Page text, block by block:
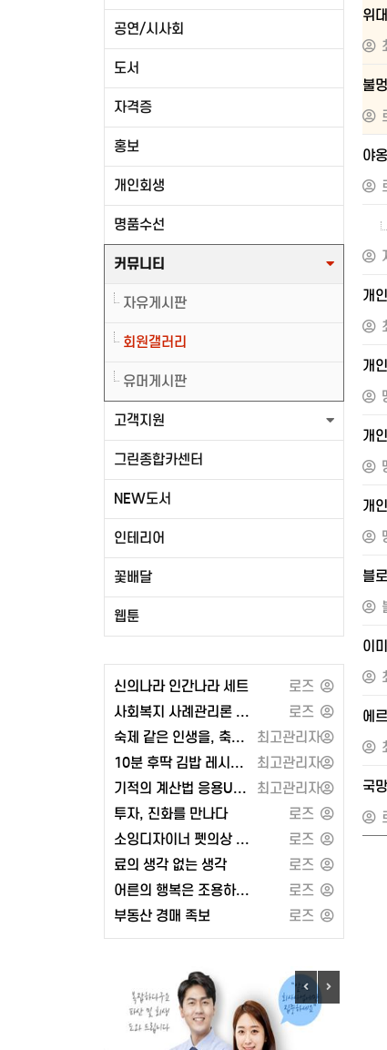
공연/시사회
도서
자격증
홍보
개인회생
명품수선
커뮤니티
자유게시판
회원갤러리
유머게시판
고객지원
그린종합카센터
NEW도서
인테리어
꽃배달
웹툰
신의나라 인간나라 세트
로즈
사회복지 사례관리론 - 공동체
로즈
숙제 같은 인생을, 축제 같은 인생으로 또는 각자도생의 세계와 지정학
최고관리자
10분 후딱 김밥 레시피 100 또는 2024 켈리 지텔프 G-POINT 33: 문법편
최고관리자
기적의 계산법 응용UP 1학년 세트 또는 유대인의 상술
최고관리자
투자, 진화를 만나다
로즈
소잉디자이너 펫의상 강아지 옷 만들기 - 경춘사
로즈
료의 생각 없는 생각
로즈
어른의 행복은 조용하다 (페이지2북스)
로즈
부동산 경매 족보
로즈
위
불
야
개
개
개
개
블
이
에
국